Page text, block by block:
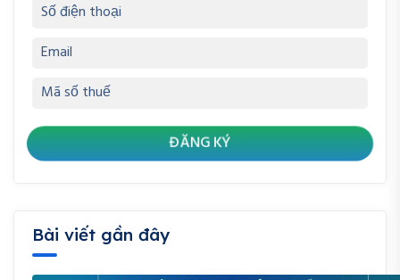
Bài viết gần đây